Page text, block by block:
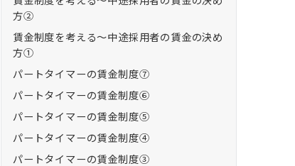
方②
賃金制度を考える～中途採用者の賃金の決め
方①
パートタイマーの賃金制度⑦
パートタイマーの賃金制度⑥
パートタイマーの賃金制度⑤
パートタイマーの賃金制度④
パートタイマーの賃金制度③